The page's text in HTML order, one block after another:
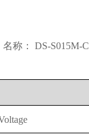
名称：DS-S015M-C